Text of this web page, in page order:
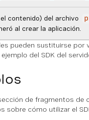
contenido) del archivo
al crear la aplicación.
pueden sustituirse por
del SDK del
de fragmentos de
sobre cómo utilizar el